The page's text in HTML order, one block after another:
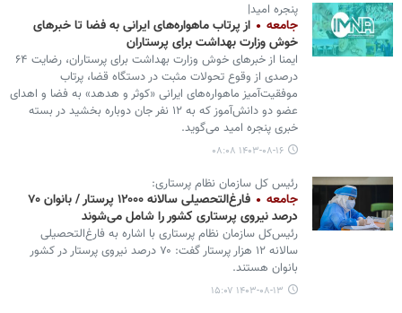
پنجره امید|
جامعه
از پرتاب ماهواره‌های ایرانی به فضا تا خبرهای
خوش وزارت بهداشت برای پرستاران
ایمنا از خبرهای خوش وزارت بهداشت برای پرستاران، رضایت ۶۴
درصدی از وقوع تحولات مثبت در دستگاه قضا، پرتاب
موفقیت‌آمیز ماهواره‌های ایرانی «کوثر و هدهد» به فضا و اهدای
عضو دو دانش‌آموز که به ۱۲ نفر جان دوباره بخشید در بسته
خبری پنجره امید می‌گوید.
۱۴۰۳-۰۸-۱۶ ۰۸:۰۸
رئیس کل سازمان نظام پرستاری:
جامعه
فارغ‌التحصیلی سالانه ۱۲۰۰۰ پرستار / بانوان ۷۰
درصد نیروی پرستاری کشور را شامل می‌شوند
رئیس‌کل سازمان نظام پرستاری با اشاره به فارغ‌التحصیلی
سالانه ۱۲ هزار پرستار گفت: ۷۰ درصد نیروی پرستار در کشور
بانوان هستند.
۱۴۰۳-۰۸-۱۳ ۱۵:۰۷